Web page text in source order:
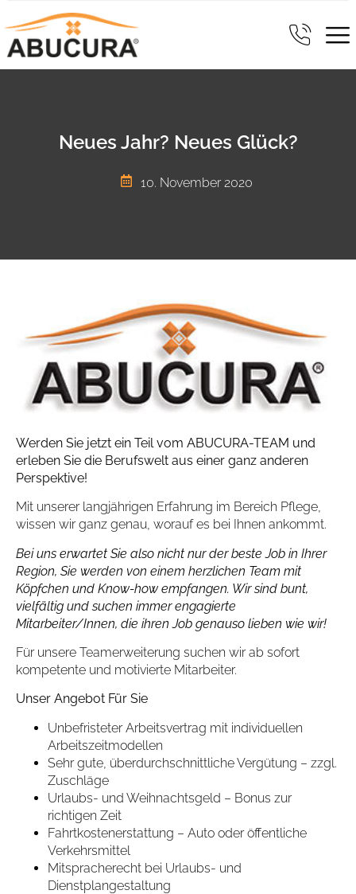
Neues Jahr? Neues Glück?
10. November 2020
Werden Sie jetzt ein Teil vom ABUCURA-TEAM und
erleben Sie die Berufswelt aus einer ganz anderen
Perspektive!
Mit unserer langjährigen Erfahrung im Bereich Pflege,
wissen wir ganz genau, worauf es bei Ihnen ankommt.
Bei uns erwartet Sie also nicht nur der beste Job in Ihrer
Region, Sie werden von einem herzlichen Team mit
Köpfchen und Know-how empfangen. Wir sind bunt,
vielfältig und suchen immer engagierte
Mitarbeiter/Innen, die ihren Job genauso lieben wie wir!
Für unsere Teamerweiterung suchen wir ab sofort
kompetente und motivierte Mitarbeiter.
Unser Angebot Für Sie
Unbefristeter Arbeitsvertrag mit individuellen
Arbeitszeitmodellen
Sehr gute, überdurchschnittliche Vergütung – zzgl.
Zuschläge
Urlaubs- und Weihnachtsgeld – Bonus zur
richtigen Zeit
Fahrtkostenerstattung – Auto oder öffentliche
Verkehrsmittel
Mitspracherecht bei Urlaubs- und
Dienstplangestaltung